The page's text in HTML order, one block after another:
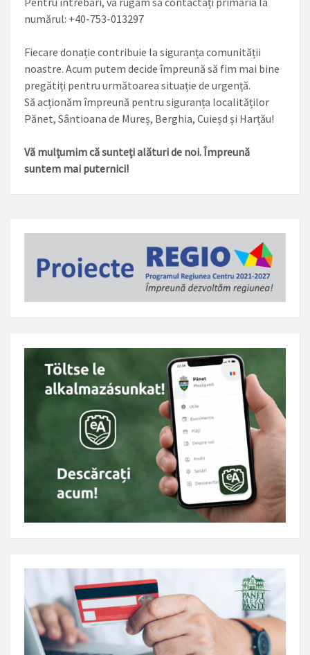
numărul: +40-753-013297
Fiecare donație contribuie la siguranța comunității
noastre. Acum putem decide împreună să fim mai bine
pregătiți pentru următoarea situație de urgență.
Să acționăm împreună pentru siguranța localităților
Pănet, Sântioana de Mureș, Berghia, Cuieșd și Harțău!
Vă mulțumim că sunteți alături de noi. Împreună
suntem mai puternici!